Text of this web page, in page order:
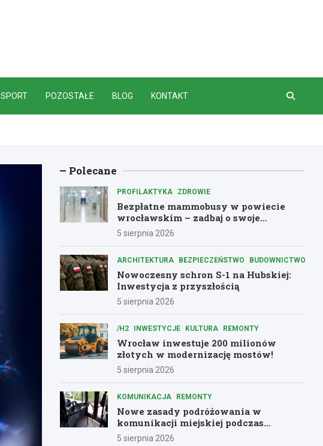
SPORT POZOSTAŁE BLOG KONTAKT
Polecane
PROFILAKTYKA ZDROWIE
Bezpłatne mammobusy w powiecie
wrocławskim – zadbaj o swoje
zdrowie!
5 sierpnia 2026
ARCHITEKTURA BEZPIECZEŃSTWO BUDOWNICTWO
Nowoczesny schron S-1 na Hubskiej:
Inwestycja z przyszłością
5 sierpnia 2026
/H2 INWESTYCJE KULTURA REMONTY
Wrocław inwestuje 200 milionów
złotych w modernizację mostów!
5 sierpnia 2026
KOMUNIKACJA REMONTY
Nowe zasady podróżowania w
komunikacji miejskiej podczas
remontów
5 sierpnia 2026